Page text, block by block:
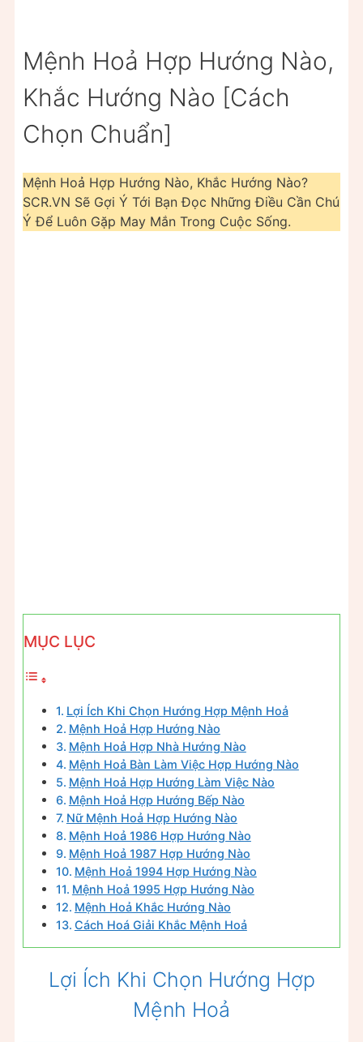
Mệnh Hoả Hợp Hướng Nào,
Khắc Hướng Nào [Cách
Chọn Chuẩn]
Mệnh Hoả Hợp Hướng Nào, Khắc Hướng Nào?
SCR.VN Sẽ Gợi Ý Tới Bạn Đọc Những Điều Cần Chú
Ý Để Luôn Gặp May Mắn Trong Cuộc Sống.
MỤC LỤC
Lợi Ích Khi Chọn Hướng Hợp Mệnh Hoả
Mệnh Hoả Hợp Hướng Nào
Mệnh Hoả Hợp Nhà Hướng Nào
Mệnh Hoả Bàn Làm Việc Hợp Hướng Nào
Mệnh Hoả Hợp Hướng Làm Việc Nào
Mệnh Hoả Hợp Hướng Bếp Nào
Nữ Mệnh Hoả Hợp Hướng Nào
Mệnh Hoả 1986 Hợp Hướng Nào
Mệnh Hoả 1987 Hợp Hướng Nào
Mệnh Hoả 1994 Hợp Hướng Nào
Mệnh Hoả 1995 Hợp Hướng Nào
Mệnh Hoả Khắc Hướng Nào
Cách Hoá Giải Khắc Mệnh Hoả
Lợi Ích Khi Chọn Hướng Hợp
Mệnh Hoả